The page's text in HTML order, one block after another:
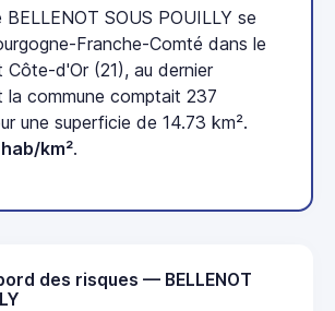
BELLENOT SOUS POUILLY se
Franche-Comté dans le
Côte-d'Or (21), au dernier
la commune comptait 237
une superficie de 14.73 km².
km².
des risques — BELLENOT